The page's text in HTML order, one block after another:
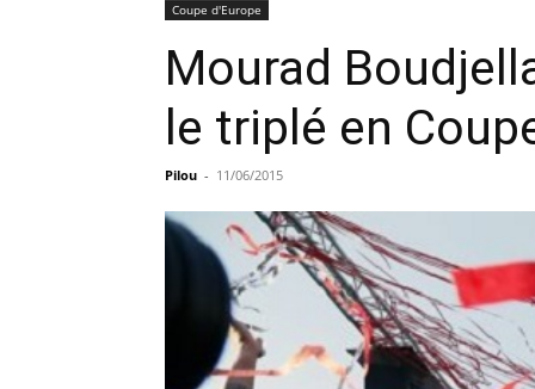
Coupe d'Europe
Mourad
le triplé en
Pilou - 11/06/2015